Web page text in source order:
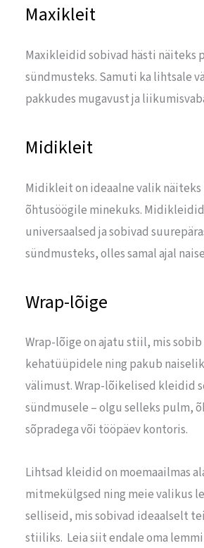
Maxikleit
Maxikleidid sobivad hästi näiteks
sündmusteks. Samuti ka lihtsale
pakkudes mugavust ja
Midikleit
Midikleit on ideaalne valik näiteks
õhtusöögile minekuks.
universaalsed ja sobivad
sündmusteks, olles samal ajal
Wrap-lõige
Wrap-lõige on ajatu stiil, mis
kehatüüpidele ning pakub
välimust. Wrap-lõikelised kleidid
sündmusele – olgu selleks pulm,
sõpradega või tööpäev kontoris.
Lihtsad kleidid on moemaailmas
mitmekülgsed ning meie valikus
selliseid, mis sobivad ideaalselt
stiiliks. Leia siit endale oma